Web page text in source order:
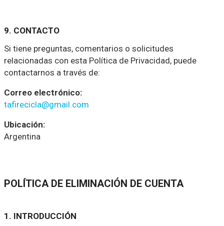
9. CONTACTO
Si tiene preguntas, comentarios o solicitudes
relacionadas con esta Política de Privacidad, puede
contactarnos a través de:
Correo electrónico:
tafirecicla@gmail.com
Ubicación:
Argentina
POLÍTICA DE ELIMINACIÓN DE CUENTA
1. INTRODUCCIÓN